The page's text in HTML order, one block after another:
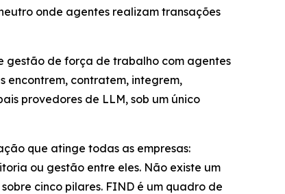
onde agentes realizam transações
gestão de força de trabalho com agentes
encontrem, contratem, integrem,
provedores de LLM, sob um único
que atinge todas as empresas:
ou gestão entre eles. Não existe um
cinco pilares. FIND é um quadro de